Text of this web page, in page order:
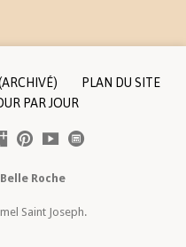
PLAN DU SITE
PAR JOUR
Roche
Saint Joseph.